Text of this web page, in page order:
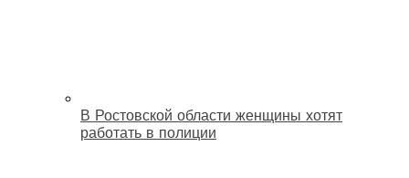
В Ростовской области женщины хотят
работать в полиции